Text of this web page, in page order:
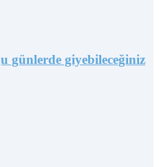
günlerde giyebileceğiniz